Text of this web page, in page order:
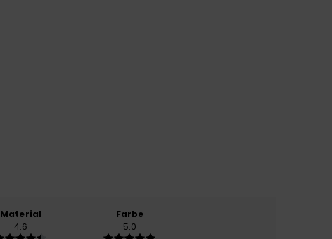
Material
4.6
Farbe
5.0